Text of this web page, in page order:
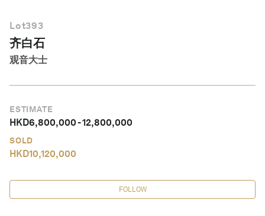
Lot393
齐白石
观音大士
ESTIMATE
HKD6,800,000-12,800,000
SOLD
HKD10,120,000
FOLLOW